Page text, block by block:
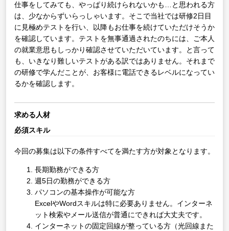
仕事をしてみても、やっぱり続けられないかも…と思われる方
は、少なからずいらっしゃいます。そこで当社では研修2日目
に見極めテストを行い、以降もお仕事を続けていただけそうか
を確認しています。テストを無事通過されたのちには、ご本人
の就業意思もしっかり確認させていただいています。と言って
も、いきなり難しいテストがある訳ではありません。それまで
の研修で学んだことが、お客様に電話できるレベルになってい
るかを確認します。
求める人材
必須スキル
今回の募集は以下の条件すべてを満たす方が対象となります。
長期勤務ができる方
週5日の勤務ができる方
パソコンの基本操作が可能な方
ExcelやWordスキルは特に必要ありません。インターネ
ット検索やメール送信が普通にできれば大丈夫です。
インターネットの固定回線が整っている方（光回線また